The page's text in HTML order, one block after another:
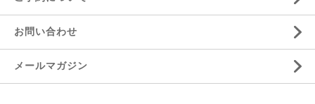
お問い合わせ
メールマガジン